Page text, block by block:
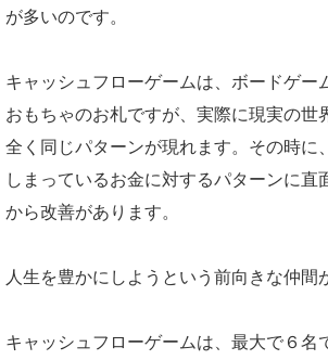
が多いのです。
キャッシュフローゲームは、ボードゲー
おもちゃのお札ですが、実際に現実の世
全く同じパターンが現れます。その時に
しまっているお金に対するパターンに直
から改善があります。
人生を豊かにしようという前向きな仲間
キャッシュフローゲームは、最大で６名